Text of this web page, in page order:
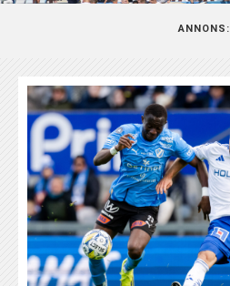
ANNONS: